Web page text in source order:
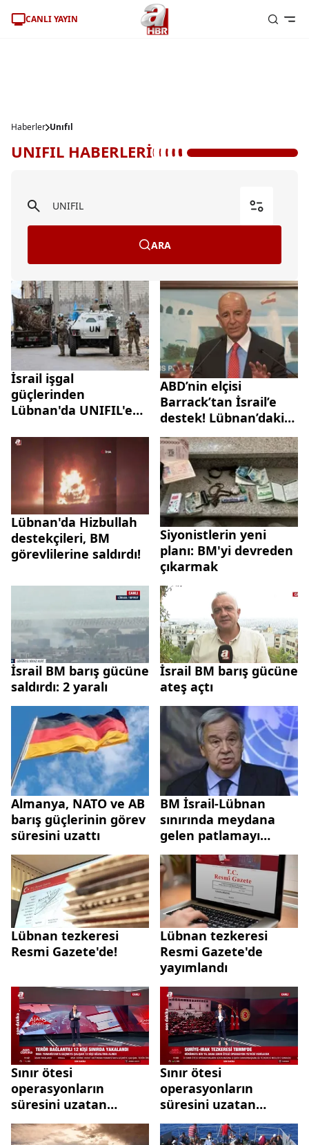
CANLI YAYIN
Haberler Unıfıl
UNIFIL HABERLERİ
ARA
İsrail işgal
güçlerinden
Lübnan'da UNIFIL'e
ABD’nin elçisi
Barrack’tan İsrail’e
destek! Lübnan’daki
varlığı meşru mu?
Lübnan'da Hizbullah
destekçileri, BM
görevlilerine saldırdı!
Siyonistlerin yeni
planı: BM'yi devreden
çıkarmak
İsrail BM barış gücüne
saldırdı: 2 yaralı
İsrail BM barış gücüne
ateş açtı
Almanya, NATO ve AB
barış güçlerinin görev
süresini uzattı
BM İsrail-Lübnan
sınırında meydana
gelen patlamayı
kınadı
Lübnan tezkeresi
Resmi Gazete'de!
Lübnan tezkeresi
Resmi Gazete'de
yayımlandı
Sınır ötesi
operasyonların
süresini uzatan
tezkereler TBMM'ye
sunuldu
Sınır ötesi
operasyonların
süresini uzatan
tezkereler TBMM'ye
sunuldu